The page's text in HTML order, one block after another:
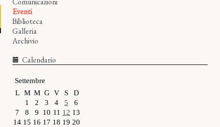
Eventi
Biblioteca
Galleria
Archivio
Calendario
Settembre
L M M G V S
D
1
2 3 4 5
6
7
8 9 10 11 12 13
14 15 16 17 18 19 20